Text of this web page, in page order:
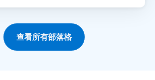
查看所有部落格